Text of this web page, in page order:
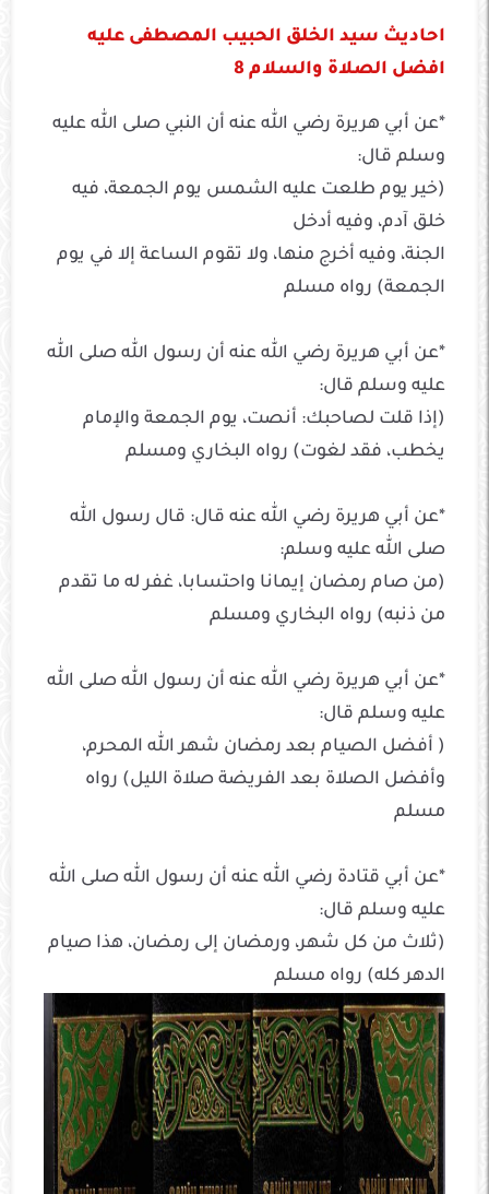
احاديث سيد الخلق الحبيب المصطفى عليه
افضل الصلاة والسلام 8
*عن أبي هريرة رضي الله عنه أن النبي صلى الله عليه
وسلم قال:
(خير يوم طلعت عليه الشمس يوم الجمعة، فيه
خلق آدم، وفيه أدخل
الجنة، وفيه أخرج منها، ولا تقوم الساعة إلا في يوم
الجمعة) رواه مسلم
*عن أبي هريرة رضي الله عنه أن رسول الله صلى الله
عليه وسلم قال:
(إذا قلت لصاحبك: أنصت، يوم الجمعة والإمام
يخطب، فقد لغوت) رواه البخاري ومسلم
*عن أبي هريرة رضي الله عنه قال: قال رسول الله
صلى الله عليه وسلم:
(من صام رمضان إيمانا واحتسابا، غفر له ما تقدم
من ذنبه) رواه البخاري ومسلم
*عن أبي هريرة رضي الله عنه أن رسول الله صلى الله
عليه وسلم قال:
( أفضل الصيام بعد رمضان شهر الله المحرم،
وأفضل الصلاة بعد الفريضة صلاة الليل) رواه
مسلم
*عن أبي قتادة رضي الله عنه أن رسول الله صلى الله
عليه وسلم قال:
(ثلاث من كل شهر، ورمضان إلى رمضان، هذا صيام
الدهر كله) رواه مسلم